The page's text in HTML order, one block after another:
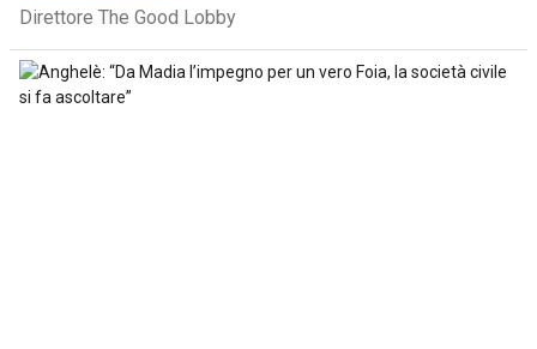
Direttore The Good Lobby